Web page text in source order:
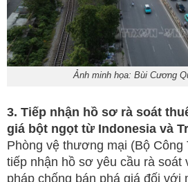
Ảnh minh họa: Bùi Cương
3. Tiếp nhận hồ sơ rà soát
giá bột ngọt từ Indonesia và
Phòng vệ thương mại (Bộ
tiếp nhận hồ sơ yêu cầu rà soát
pháp chống bán phá giá đối với